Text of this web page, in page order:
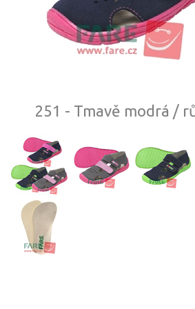
251 - Tmavě modrá /